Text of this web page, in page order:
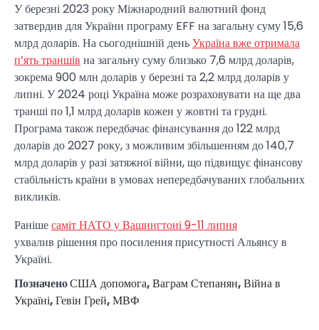
У березні 2023 року Міжнародний валютний фонд
затвердив для України програму EFF на загальну суму 15,6
млрд доларів. На сьогоднішній деньУкраїна вже отримала
п’ять траншів на загальну суму близько 7,6 млрд доларів,
зокрема 900 млн доларів у березні та 2,2 млрд доларів у
липні. У 2024 році Україна може розраховувати на ще два
транші по 1,1 млрд доларів кожен у жовтні та грудні.
Програма також передбачає фінансування до 122 млрд
доларів до 2027 року, з можливим збільшенням до 140,7
млрд доларів у разі затяжної війни, що підвищує фінансову
стабільність країни в умовах непередбачуваних глобальних
викликів.
Ранішесаміт НАТО у Вашингтоні 9-11 липня
ухвалив рішення про посилення присутності Альянсу в
Україні.
ПозначеноСША допомога,Ваграм Степанян,Війна в
Україні,Гевін Грей,МВФ